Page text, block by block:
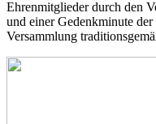
Ehrenmitglieder durch den
und einer Gedenkminute
Versammlung